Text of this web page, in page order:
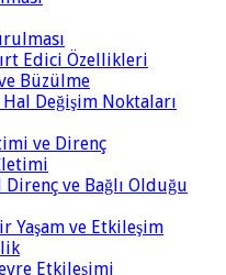
Edici Özellikleri
Büzülme
Değişim Noktaları
ve Direnç
ve Bağlı Olduğu
ve Etkileşim
Etkileşimi